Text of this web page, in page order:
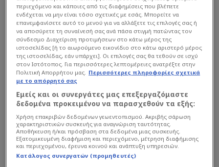
αναμέτρηση της 6ης και τελευταίας αγωνιστικής
των play off τηςSuper League, με τους οπαδούς
του «Δικεφάλου» να δίνουν και πάλι το «παρών»,
όπως έχει καθιερωθεί τις τελευταίες εβδομάδες
πριν τα εντός έδρας παιχνίδια.
Διαβάστε επίσης...
Τρελάθηκε ο Ηλιόπουλος -
Τα πλοία του παίζουν τον
ύμνο της ΑΕΚ στον Πειραιά
Τον απέρριψε ο ΠΑΟ, έγινε
MVP στην ΑΕΚ και μπορεί
περιεχόμενο και κάποιες από τις διαφημίσεις που βλέπετε
ενδέχεται να μην είναι τόσο σχετικές με εσάς. Μπορείτε να
επανεμφανίσετε αυτό το μενού για να αλλάξετε τις επιλογές σας ή
να αποσύρετε τη συναίνεσή σας ανά πάσα στιγμή πατώντας τον
σύνδεσμο Διαχείριση προτιμήσεων στο κάτω μέρος της
ιστοσελίδας [ή το αιωρούμενο εικονίδιο στο κάτω αριστερό μέρος
της ιστοσελίδας, εάν υπάρχει]. Οι επιλογές σας θα τεθούν σε ισχύ
στον Ιστότοπος. Για περισσότερες λεπτομέρειες ανατρέξτε στην
Πολιτική Απορρήτου μας. Περισσότερες πληροφορίες σχετικά
με το απόρρητό σας
Εμείς και οι συνεργάτες μας επεξεργαζόμαστε
δεδομένα προκειμένου να παρασχεθούν τα εξής:
Χρήση επακριβών δεδομένων γεωεντοπισμού. Ακριβής σάρωση
χαρακτηριστικών συσκευής για αναγνώριση ταυτότητας.
Αποθήκευση ή/και πρόσβαση στα δεδομένα μιας συσκευής.
Εξατομικευμένη διαφήμιση και περιεχόμενο, μέτρηση διαφήμισης
και περιεχομένου, έρευνα κοινού και ανάπτυξη υπηρεσιών.
Κατάλογος συνεργατών (προμηθευτές)